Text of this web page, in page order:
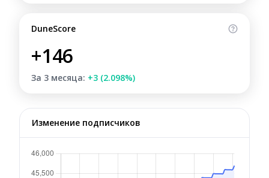
DuneScore
+146
За 3 месяца: +3 (2.098%)
Изменение подписчиков